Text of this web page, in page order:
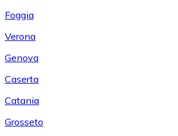
Foggia
Verona
Genova
Caserta
Catania
Grosseto